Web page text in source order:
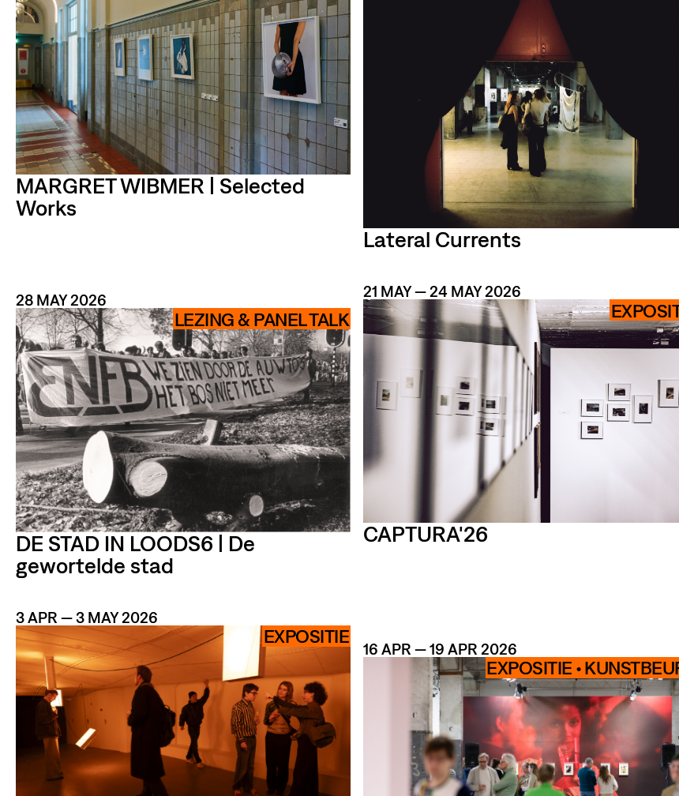
STICHTING
KUNSTWERK
LOODS6
MARGRET WIBMER | Selected
Works
Lateral Currents
28 MAY 2026
LEZING & PANEL TALK
DE STAD IN LOODS6 | De
gewortelde stad
21 MAY — 24 MAY 2026
CAPTURA'26
3 APR — 3 MAY 2026
EXPOSITIE
16 APR — 19 APR 2026
EXPOSITIE •